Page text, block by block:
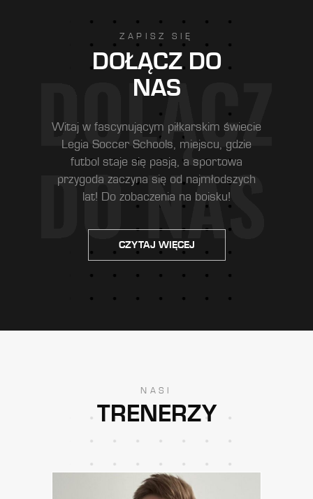
ZAPISZ SIĘ
DOŁĄCZ DO
NAS
Witaj w fascynującym piłkarskim świecie
Legia Soccer Schools, miejscu, gdzie
futbol staje się pasją, a sportowa
przygoda zaczyna się od najmłodszych
lat! Do zobaczenia na boisku!
CZYTAJ WIĘCEJ
NASI
TRENERZY